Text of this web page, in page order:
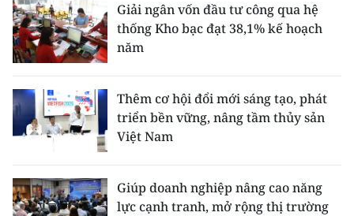
Giải ngân vốn đầu tư công qua hệ
thống Kho bạc đạt 38,1% kế hoạch
năm
Thêm cơ hội đổi mới sáng tạo, phát
triển bền vững, nâng tầm thủy sản
Việt Nam
Giúp doanh nghiệp nâng cao năng
lực cạnh tranh, mở rộng thị trường